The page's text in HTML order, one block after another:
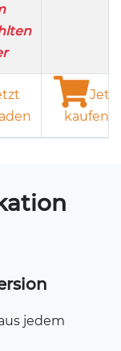
Jetzt
kaufen
jedem